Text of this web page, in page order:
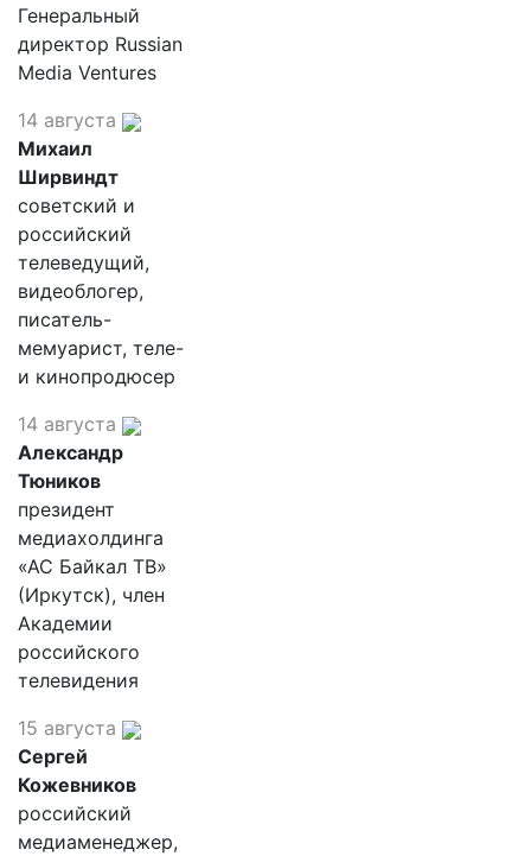
Генеральный
директор Russian
Media Ventures
14 августа
Михаил
Ширвиндт
советский и
российский
телеведущий,
видеоблогер,
писатель-
мемуарист, теле-
и кинопродюсер
14 августа
Александр
Тюников
президент
медиахолдинга
«АС Байкал ТВ»
(Иркутск), член
Академии
российского
телевидения
15 августа
Сергей
Кожевников
российский
медиаменеджер,